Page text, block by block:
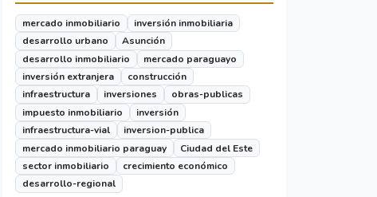
mercado inmobiliario
inversión inmobiliaria
desarrollo urbano
Asunción
desarrollo inmobiliario
mercado paraguayo
inversión extranjera
construcción
infraestructura
inversiones
obras-publicas
impuesto inmobiliario
inversión
infraestructura-vial
inversion-publica
mercado inmobiliario paraguay
Ciudad del Este
sector inmobiliario
crecimiento económico
desarrollo-regional